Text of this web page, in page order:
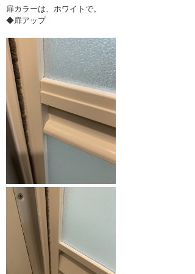
扉カラーは、ホワイトで。
◆扉アップ